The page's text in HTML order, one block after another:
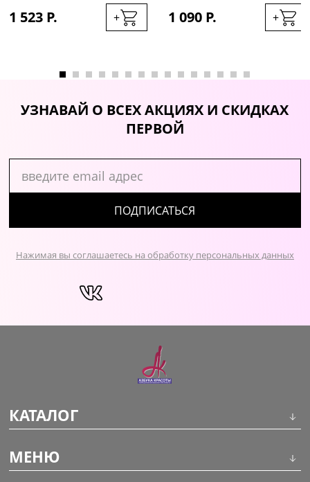
1 523 Р. + 1 090 Р. +
УЗНАВАЙ О ВСЕХ АКЦИЯХ И СКИДКАХ
ПЕРВОЙ
ПОДПИСАТЬСЯ
Нажимая вы соглашаетесь на обработку персональных данных
КАТАЛОГ
МЕНЮ